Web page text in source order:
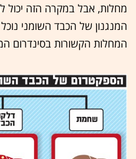
מחלות, אבל במקרה הזה יכול
המנגנון של הכבד השומני
המחלות הקשורות בסינדרום